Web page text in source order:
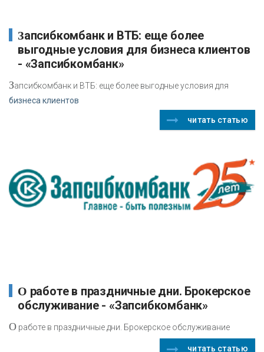
Запсибкомбанк и ВТБ: еще более
выгодные условия для бизнеса клиентов
- «Запсибкомбанк»
Запсибкомбанк и ВТБ: еще более выгодные условия для
бизнеса клиентов
читать статью
О работе в праздничные дни. Брокерское
обслуживание - «Запсибкомбанк»
О работе в праздничные дни. Брокерское обслуживание
читать статью